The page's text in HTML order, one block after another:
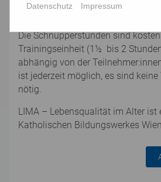
wöchentlichem Abstand statt.
Die Schnupperstunden sind
Trainingseinheit (1½ bis 2
abhängig von der
ist jederzeit möglich, es sind
nötig.
LIMA – Lebensqualität im Alter ist
Katholischen Bildungswerkes
Datenschutz Impressum